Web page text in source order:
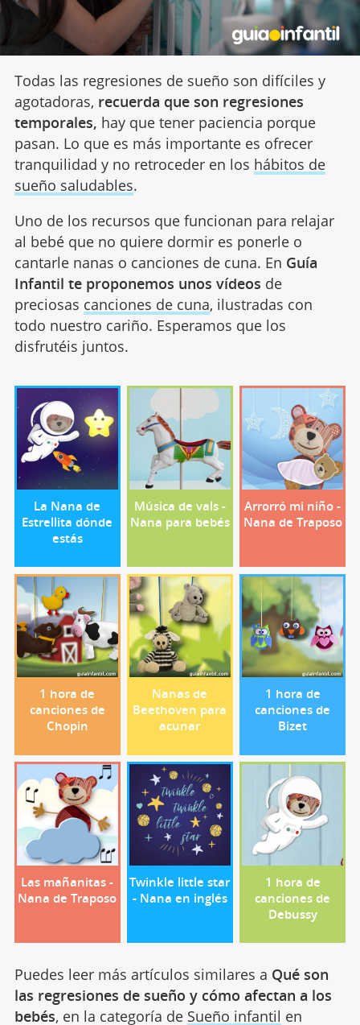
Todas las regresiones de sueño son difíciles y
agotadoras, recuerda que son regresiones
temporales, hay que tener paciencia porque
pasan. Lo que es más importante es ofrecer
tranquilidad y no retroceder en los hábitos de
sueño saludables.
Uno de los recursos que funcionan para relajar
al bebé que no quiere dormir es ponerle o
cantarle nanas o canciones de cuna. En Guía
Infantil te proponemos unos vídeos de
preciosas canciones de cuna, ilustradas con
todo nuestro cariño. Esperamos que los
disfrutéis juntos.
La Nana de
Estrellita dónde
estás
Música de vals -
Nana para bebés
Arrorró mi niño -
Nana de Traposo
1 hora de
canciones de
Chopin
Nanas de
Beethoven para
acunar
1 hora de
canciones de
Bizet
Las mañanitas -
Nana de Traposo
Twinkle little star
- Nana en inglés
1 hora de
canciones de
Debussy
Puedes leer más artículos similares a Qué son
las regresiones de sueño y cómo afectan a los
bebés, en la categoría de Sueño infantil en